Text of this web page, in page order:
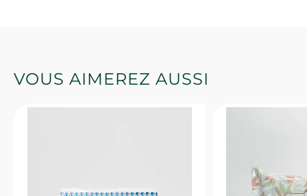
VOUS AIMEREZ AUSSI